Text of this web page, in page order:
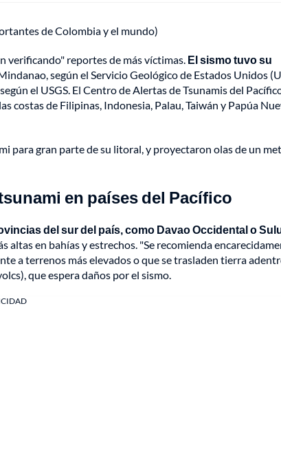
de Colombia y el mundo)
verificando" reportes de más víctimas. El sismo tuvo su
según el Servicio Geológico de Estados Unidos
el USGS. El Centro de Alertas de Tsunamis del
costas de Filipinas, Indonesia, Palau, Taiwán y Papúa
para gran parte de su litoral, y proyectaron olas de un
en países del Pacífico
del sur del país, como Davao Occidental o
altas en bahías y estrechos. "Se recomienda
a terrenos más elevados o que se trasladen tierra
que espera daños por el sismo.